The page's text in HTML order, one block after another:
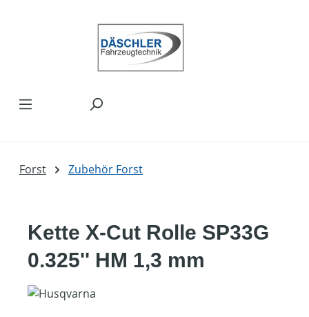
Forst Zubehör Forst
Kette X-Cut Rolle SP33G
0.325'' HM 1,3 mm